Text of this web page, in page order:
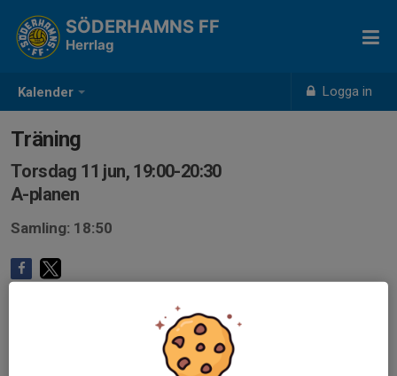
Kalender Logga in
SÖDERHAMNS FF
Herrlag
Träning
Torsdag 11 jun, 19:00-20:30
A-planen
Samling: 18:50